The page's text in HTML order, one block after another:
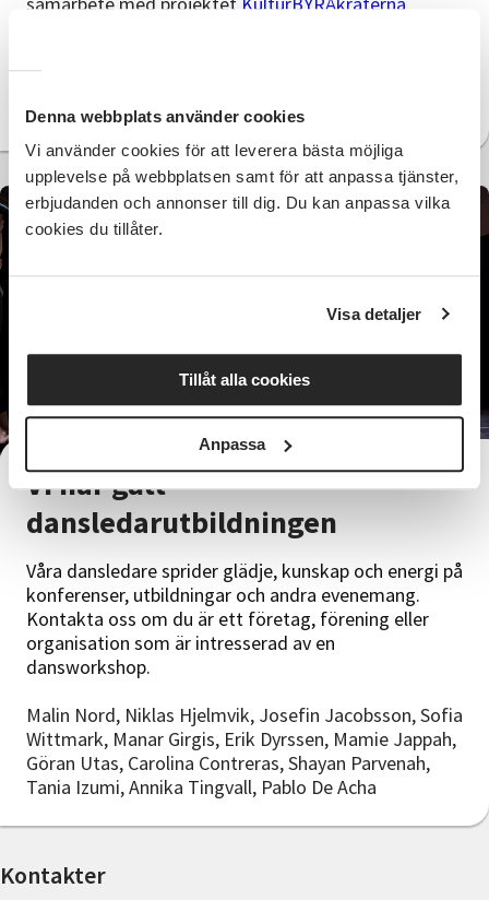
Denna webbplats använder cookies
Vi använder cookies för att leverera bästa möjliga
upplevelse på webbplatsen samt för att anpassa tjänster,
erbjudanden och annonser till dig. Du kan anpassa vilka
cookies du tillåter.
Visa detaljer
Tillåt alla cookies
Anpassa
Vi har gått
dansledarutbildningen
Våra dansledare sprider glädje, kunskap och energi på
konferenser, utbildningar och andra evenemang.
Kontakta oss om du är ett företag, förening eller
organisation som är intresserad av en
dansworkshop.
Malin Nord, Niklas Hjelmvik, Josefin Jacobsson, Sofia
Wittmark, Manar Girgis, Erik Dyrssen, Mamie Jappah,
Göran Utas, Carolina Contreras, Shayan Parvenah,
Tania Izumi, Annika Tingvall, Pablo De Acha
Kontakter